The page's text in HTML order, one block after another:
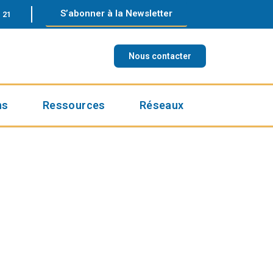
S’abonner à la Newsletter
Nous contacter
Ressources Réseaux